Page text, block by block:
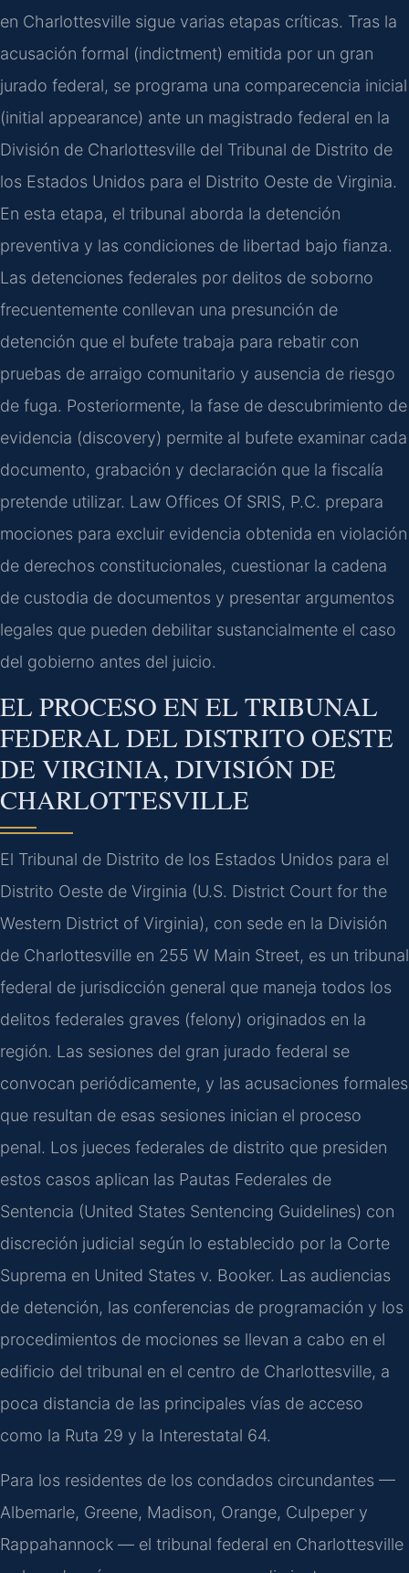
en Charlottesville sigue varias etapas críticas. Tras la
acusación formal (indictment) emitida por un gran
jurado federal, se programa una comparecencia inicial
(initial appearance) ante un magistrado federal en la
División de Charlottesville del Tribunal de Distrito de
los Estados Unidos para el Distrito Oeste de Virginia.
En esta etapa, el tribunal aborda la detención
preventiva y las condiciones de libertad bajo fianza.
Las detenciones federales por delitos de soborno
frecuentemente conllevan una presunción de
detención que el bufete trabaja para rebatir con
pruebas de arraigo comunitario y ausencia de riesgo
de fuga. Posteriormente, la fase de descubrimiento de
evidencia (discovery) permite al bufete examinar cada
documento, grabación y declaración que la fiscalía
pretende utilizar. Law Offices Of SRIS, P.C. prepara
mociones para excluir evidencia obtenida en violación
de derechos constitucionales, cuestionar la cadena
de custodia de documentos y presentar argumentos
legales que pueden debilitar sustancialmente el caso
del gobierno antes del juicio.
EL PROCESO EN EL TRIBUNAL
FEDERAL DEL DISTRITO OESTE
DE VIRGINIA, DIVISIÓN DE
CHARLOTTESVILLE
El Tribunal de Distrito de los Estados Unidos para el
Distrito Oeste de Virginia (U.S. District Court for the
Western District of Virginia), con sede en la División
de Charlottesville en 255 W Main Street, es un tribunal
federal de jurisdicción general que maneja todos los
delitos federales graves (felony) originados en la
región. Las sesiones del gran jurado federal se
convocan periódicamente, y las acusaciones formales
que resultan de esas sesiones inician el proceso
penal. Los jueces federales de distrito que presiden
estos casos aplican las Pautas Federales de
Sentencia (United States Sentencing Guidelines) con
discreción judicial según lo establecido por la Corte
Suprema en United States v. Booker. Las audiencias
de detención, las conferencias de programación y los
procedimientos de mociones se llevan a cabo en el
edificio del tribunal en el centro de Charlottesville, a
poca distancia de las principales vías de acceso
como la Ruta 29 y la Interestatal 64.
Para los residentes de los condados circundantes —
Albemarle, Greene, Madison, Orange, Culpeper y
Rappahannock — el tribunal federal en Charlottesville